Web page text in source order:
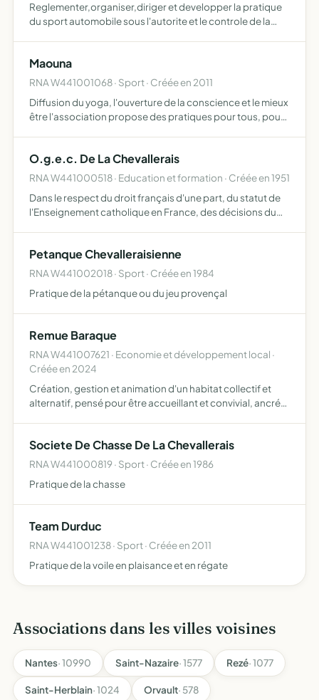
Reglementer,organiser,diriger et developper la pratique
du sport automobile sous l'autorite et le controle de la
Maouna
RNA W441001068 · Sport · Créée en 2011
Diffusion du yoga, l'ouverture de la conscience et le mieux
être l'association propose des pratiques pour tous, pour
O.g.e.c. De La Chevallerais
RNA W441000518 · Education et formation · Créée en 1951
Dans le respect du droit français d'une part, du statut de
l'Enseignement catholique en France, des décisions du
juridi…
Petanque Chevalleraisienne
RNA W441002018 · Sport · Créée en 1984
Pratique de la pétanque ou du jeu provençal
Remue Baraque
RNA W441007621 · Economie et développement local ·
Créée en 2024
Création, gestion et animation d'un habitat collectif et
alternatif, pensé pour être accueillant et convivial, ancré
Societe De Chasse De La Chevallerais
RNA W441000819 · Sport · Créée en 1986
Pratique de la chasse
Team Durduc
RNA W441001238 · Sport · Créée en 2011
Pratique de la voile en plaisance et en régate
Associations dans les villes voisines
Nantes· 10990 Saint-Nazaire· 1577 Rezé· 1077
Saint-Herblain· 1024 Orvault· 578